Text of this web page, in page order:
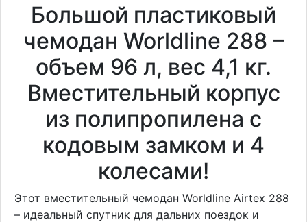
Большой пластиковый
чемодан Worldline 288 –
объем 96 л, вес 4,1 кг.
Вместительный корпус
из полипропилена с
кодовым замком и 4
колесами!
Этот вместительный чемодан Worldline Airtex 288
– идеальный спутник для дальних поездок и